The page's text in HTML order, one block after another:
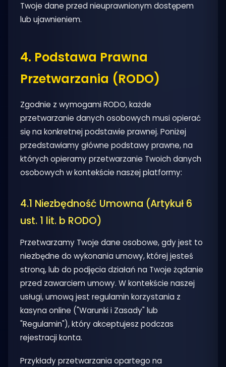
Twoje dane przed nieuprawnionym dostępem
lub ujawnieniem.
4. Podstawa Prawna
Przetwarzania (RODO)
Zgodnie z wymogami RODO, każde
przetwarzanie danych osobowych musi opierać
się na konkretnej podstawie prawnej. Poniżej
przedstawiamy główne podstawy prawne, na
których opieramy przetwarzanie Twoich danych
osobowych w kontekście naszej platformy:
4.1 Niezbędność Umowna (Artykuł 6
ust. 1 lit. b RODO)
Przetwarzamy Twoje dane osobowe, gdy jest to
niezbędne do wykonania umowy, której jesteś
stroną, lub do podjęcia działań na Twoje żądanie
przed zawarciem umowy. W kontekście naszej
usługi, umową jest regulamin korzystania z
kasyna online ("Warunki i Zasady" lub
"Regulamin"), który akceptujesz podczas
rejestracji konta.
Przykłady przetwarzania opartego na